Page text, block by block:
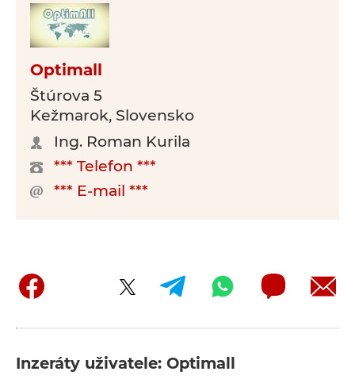
Optimall
Štúrova 5
Kežmarok, Slovensko
Ing. Roman Kurila
*** Telefon ***
*** E-mail ***
Inzeráty uživatele: Optimall